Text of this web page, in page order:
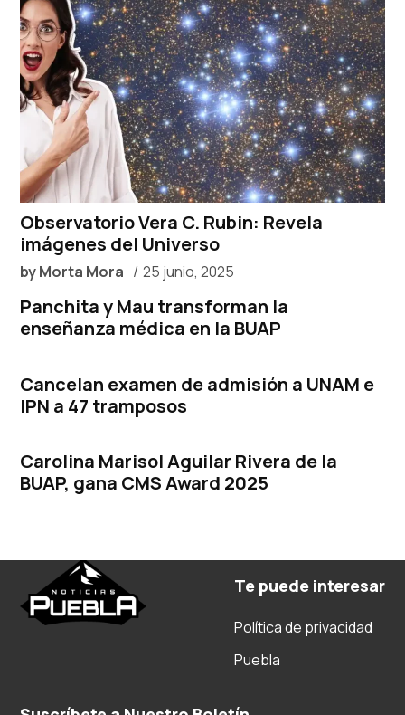
Observatorio Vera C. Rubin: Revela
imágenes del Universo
byMorta Mora 25 junio, 2025
Panchita y Mau transforman la
enseñanza médica en la BUAP
Cancelan examen de admisión a UNAM e
IPN a 47 tramposos
Carolina Marisol Aguilar Rivera de la
BUAP, gana CMS Award 2025
Te puede interesar
Política de privacidad
Puebla